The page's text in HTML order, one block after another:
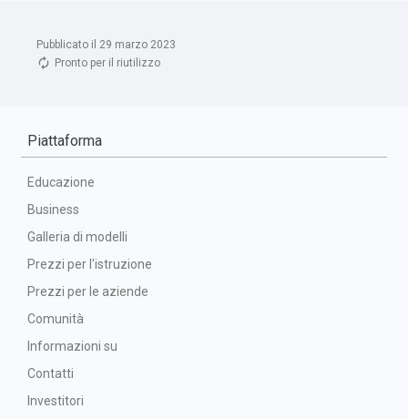
Pubblicato il 29 marzo 2023
Pronto per il riutilizzo
Piattaforma
Educazione
Business
Galleria di modelli
Prezzi per l'istruzione
Prezzi per le aziende
Comunità
Informazioni su
Contatti
Investitori